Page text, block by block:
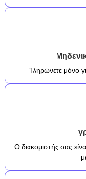
Πληρώνετε μόνο
Ο διακομιστής σας